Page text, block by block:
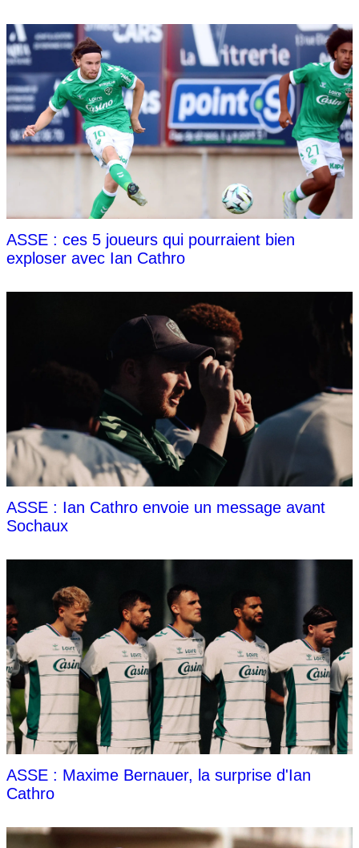
ASSE : ces 5 joueurs qui pourraient bien
exploser avec Ian Cathro
ASSE : Ian Cathro envoie un message avant
Sochaux
ASSE : Maxime Bernauer, la surprise d'Ian
Cathro